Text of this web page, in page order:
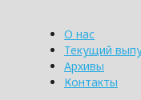
О нас
Текущий
Архивы
Контакты